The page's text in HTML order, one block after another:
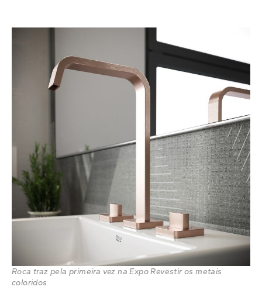
Roca traz pela primeira vez na Expo Revestir os metais
coloridos